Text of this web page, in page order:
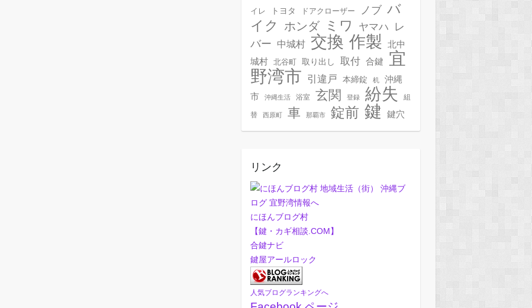
イレ
トヨタ ドアクローザー ノブ バ
イク
ホンダ ミワ ヤマハ
レ
バー
中城村 交換 作製
北中
城村
北谷町 取り出し 取付 合鍵
宜
野湾市 引違戸 本締錠 机
沖縄
市
沖縄生活 浴室 玄関 登録 紛失 組
替 西原町 車 那覇市 錠前 鍵 鍵穴
リンク
にほんブログ村
【鍵・カギ相談.COM】
合鍵ナビ
鍵屋アールロック
人気ブログランキングへ